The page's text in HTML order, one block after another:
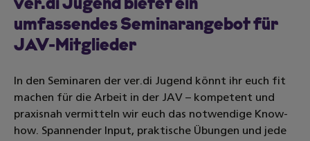
ver.di Jugend bietet ein
umfassendes Seminarangebot für
JAV-Mitglieder
In den Seminaren der ver.di Jugend könnt ihr euch fit
machen für die Arbeit in der JAV – kompetent und
praxisnah vermitteln wir euch das notwendige Know-
how. Spannender Input, praktische Übungen und jede